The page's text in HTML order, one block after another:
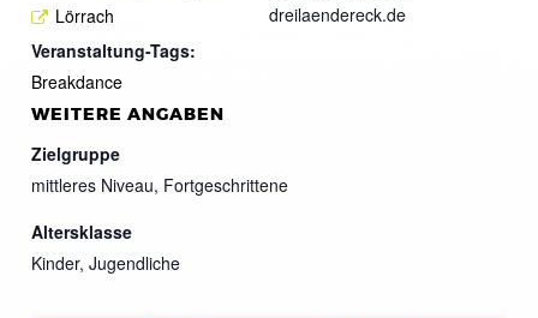
Lörrach
Veranstaltung-Tags:
Breakdance
dreilaendereck.de
WEITERE ANGABEN
Zielgruppe
mittleres Niveau, Fortgeschrittene
Altersklasse
Kinder, Jugendliche